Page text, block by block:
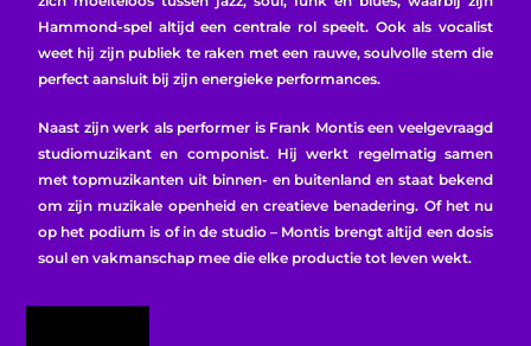
Hammond-spel altijd een centrale rol speelt. Ook als vocalist
weet hij zijn publiek te raken met een rauwe, soulvolle stem die
perfect aansluit bij zijn energieke performances.
Naast zijn werk als performer is Frank Montis een veelgevraagd
studiomuzikant en componist. Hij werkt regelmatig samen
met topmuzikanten uit binnen- en buitenland en staat bekend
om zijn muzikale openheid en creatieve benadering. Of het nu
op het podium is of in de studio – Montis brengt altijd een dosis
soul en vakmanschap mee die elke productie tot leven wekt.